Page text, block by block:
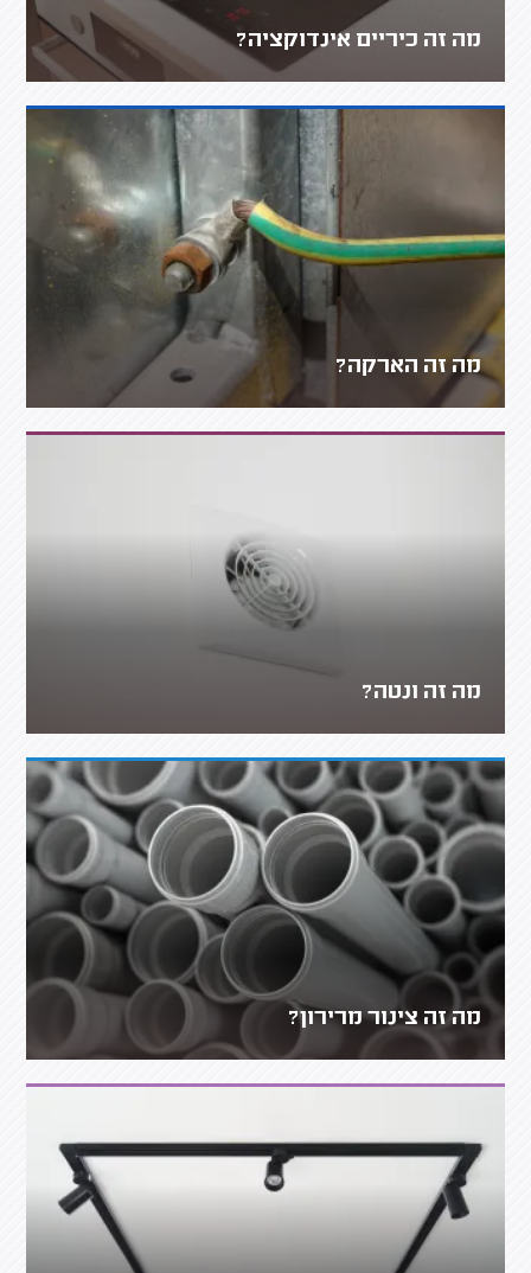
מה זה כיריים אינדוקציה?
מה זה הארקה?
מה זה ונטה?
מה זה צינור מרירון?